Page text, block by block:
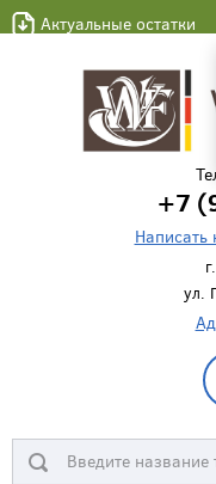
Актуальные остатки
+7
Написать
ул.